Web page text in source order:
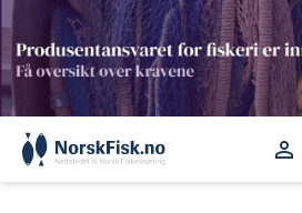
Skip
to
content
perm_identity